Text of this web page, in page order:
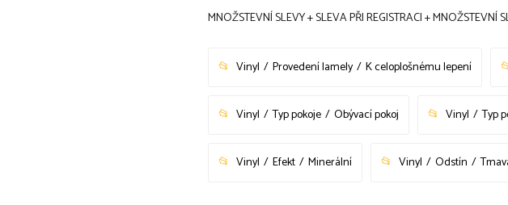
MNOŽSTEVNÍ SLEVY + SLEVA PŘI REGISTRACI + MNOŽSTEVNÍ
Vinyl Provedení lamely K celoplošnému lepení
Vinyl Typ pokoje Obývací pokoj Vinyl Typ
Vinyl Efekt Minerální Vinyl Odstín